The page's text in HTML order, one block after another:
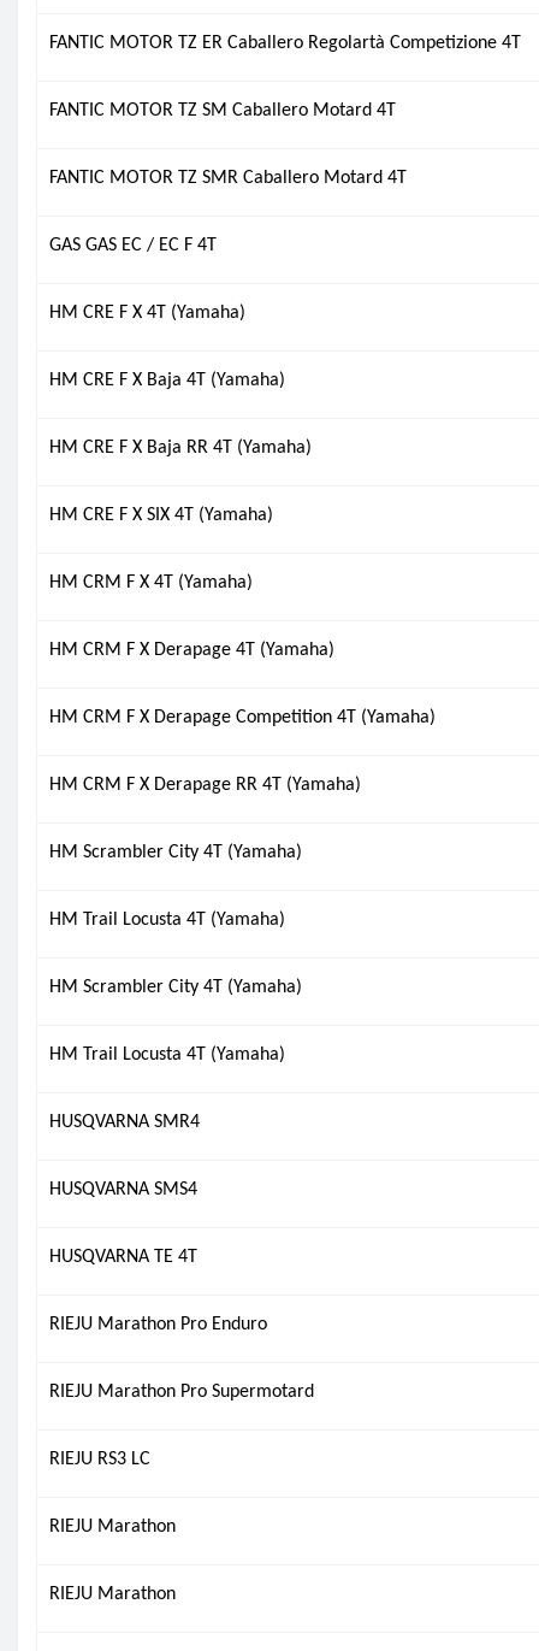
FANTIC MOTOR TZ ER Caballero Regolartà Competizione 4T
FANTIC MOTOR TZ SM Caballero Motard 4T
FANTIC MOTOR TZ SMR Caballero Motard 4T
GAS GAS EC / EC F 4T
HM CRE F X 4T (Yamaha)
HM CRE F X Baja 4T (Yamaha)
HM CRE F X Baja RR 4T (Yamaha)
HM CRE F X SIX 4T (Yamaha)
HM CRM F X 4T (Yamaha)
HM CRM F X Derapage 4T (Yamaha)
HM CRM F X Derapage Competition 4T (Yamaha)
HM CRM F X Derapage RR 4T (Yamaha)
HM Scrambler City 4T (Yamaha)
HM Trail Locusta 4T (Yamaha)
HM Scrambler City 4T (Yamaha)
HM Trail Locusta 4T (Yamaha)
HUSQVARNA SMR4
HUSQVARNA SMS4
HUSQVARNA TE 4T
RIEJU Marathon Pro Enduro
RIEJU Marathon Pro Supermotard
RIEJU RS3 LC
RIEJU Marathon
RIEJU Marathon